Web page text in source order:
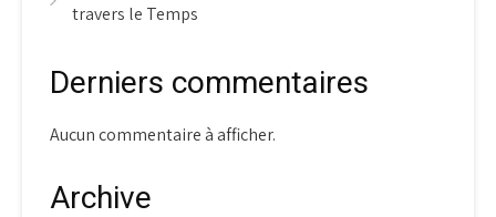
travers le Temps
Derniers commentaires
Aucun commentaire à afficher.
Archive